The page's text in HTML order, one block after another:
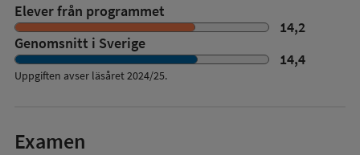
Elever från programmet
14,2
Genomsnitt i Sverige
14,4
Uppgiften avser läsåret2024/25.
Examen